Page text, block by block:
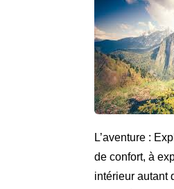
L’aventure :
de confort, à
intérieur autant